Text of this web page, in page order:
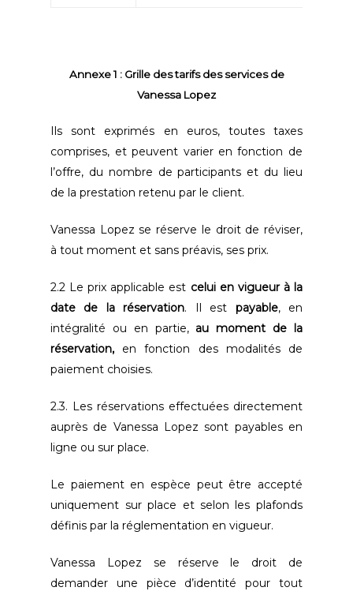
Annexe 1 : Grille des tarifs des services de
Vanessa Lopez
Ils sont exprimés en euros, toutes taxes
comprises, et peuvent varier en fonction de
l’offre, du nombre de participants et du lieu
de la prestation retenu par le client.
Vanessa Lopez se réserve le droit de réviser,
à tout moment et sans préavis, ses prix.
2.2 Le prix applicable est celui en vigueur à la
date de la réservation. Il est payable, en
intégralité ou en partie,au moment de la
réservation, en fonction des modalités de
paiement choisies.
2.3. Les réservations effectuées directement
auprès de Vanessa Lopez sont payables en
ligne ou sur place.
Le paiement en espèce peut être accepté
uniquement sur place et selon les plafonds
définis par la réglementation en vigueur.
Vanessa Lopez se réserve le droit de
demander une pièce d’identité pour tout